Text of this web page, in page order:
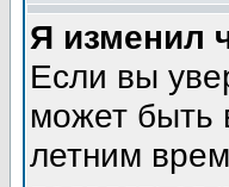
Я изменил
Если вы
может быть
летним